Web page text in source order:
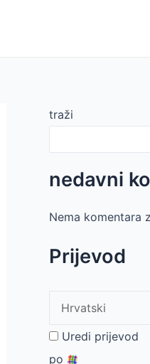
traži
nedavni
Nema komentara
Prijevod
Uredi prijevod
po